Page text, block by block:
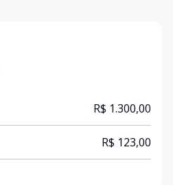
R$ 1.300,00
R$ 123,00